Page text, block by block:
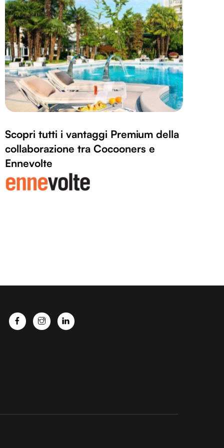
Scopri tutti i vantaggi Premium della
collaborazione tra Cocooners e
Ennevolte